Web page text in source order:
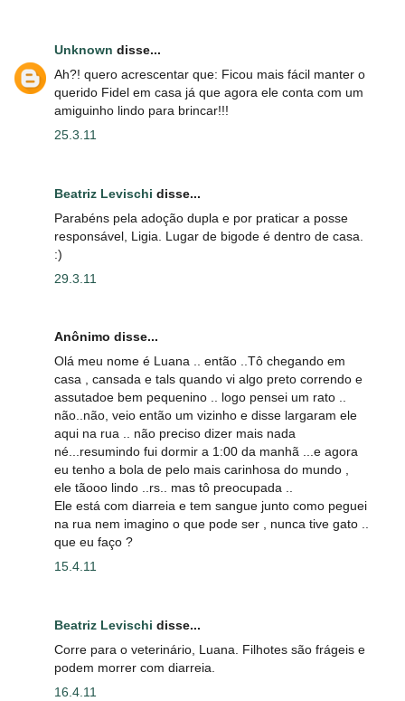
Unknown disse...
Ah?! quero acrescentar que: Ficou mais fácil manter o
querido Fidel em casa já que agora ele conta com um
amiguinho lindo para brincar!!!
25.3.11
Beatriz Levischi disse...
Parabéns pela adoção dupla e por praticar a posse
responsável, Ligia. Lugar de bigode é dentro de casa.
:)
29.3.11
Anônimo disse...
Olá meu nome é Luana .. então ..Tô chegando em
casa , cansada e tals quando vi algo preto correndo e
assutadoe bem pequenino .. logo pensei um rato ..
não..não, veio então um vizinho e disse largaram ele
aqui na rua .. não preciso dizer mais nada
né...resumindo fui dormir a 1:00 da manhã ...e agora
eu tenho a bola de pelo mais carinhosa do mundo ,
ele tãooo lindo ..rs.. mas tô preocupada ..
Ele está com diarreia e tem sangue junto como peguei
na rua nem imagino o que pode ser , nunca tive gato ..
que eu faço ?
15.4.11
Beatriz Levischi disse...
Corre para o veterinário, Luana. Filhotes são frágeis e
podem morrer com diarreia.
16.4.11